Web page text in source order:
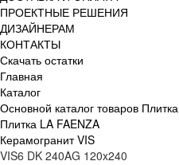
ПРОЕКТНЫЕ РЕШЕНИЯ
ДИЗАЙНЕРАМ
КОНТАКТЫ
Скачать остатки
Главная
Каталог
Основной каталог товаров Плитка
Плитка LA FAENZA
Керамогранит VIS
VIS6 DK 240AG 120x240